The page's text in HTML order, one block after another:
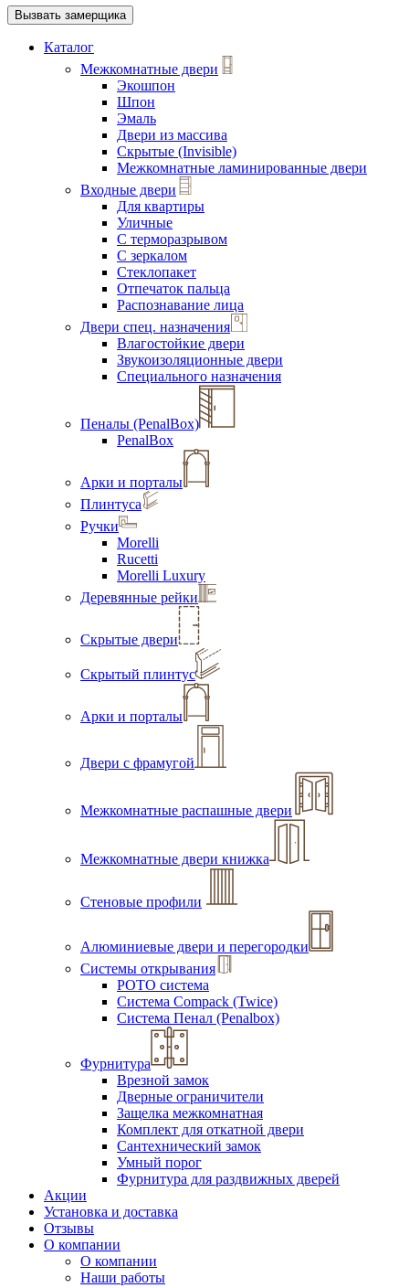
Вызвать замерщика
Каталог
Межкомнатные двери
Экошпон
Шпон
Эмаль
Двери из массива
Скрытые (Invisible)
Межкомнатные ламинированные двери
Входные двери
Для квартиры
Уличные
С терморазрывом
С зеркалом
Стеклопакет
Отпечаток пальца
Распознавание лица
Двери спец. назначения
Влагостойкие двери
Звукоизоляционные двери
Специального назначения
Пеналы (PenalBox)
PenalBox
Арки и порталы
Плинтуса
Ручки
Morelli
Rucetti
Morelli Luxury
Деревянные рейки
Скрытые двери
Скрытый плинтус
Арки и порталы
Двери с фрамугой
Межкомнатные распашные двери
Межкомнатные двери книжка
Стеновые профили
Алюминиевые двери и перегородки
Системы открывания
РОТО система
Система Compack (Twice)
Система Пенал (Penalbox)
Фурнитура
Врезной замок
Дверные ограничители
Защелка межкомнатная
Комплект для откатной двери
Сантехнический замок
Умный порог
Фурнитура для раздвижных дверей
Акции
Установка и доставка
Отзывы
О компании
О компании
Наши работы